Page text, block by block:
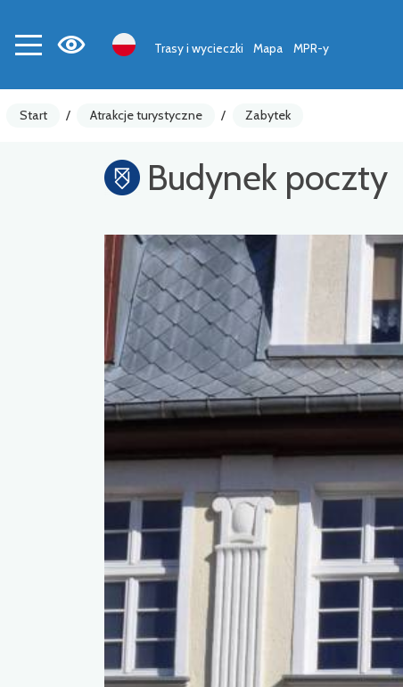
Trasy i wycieczki Mapa MPR-y
Start / Atrakcje turystyczne / Zabytek
Budynek poczty